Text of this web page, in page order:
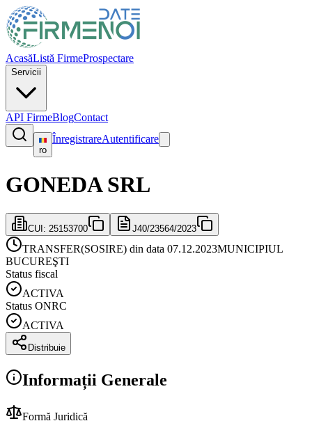
AcasăListă FirmeProspectare
Servicii
API FirmeBlogContact
ro
ÎnregistrareAutentificare
GONEDA SRL
CUI: 25153700 J40/23564/2023
TRANSFER(SOSIRE) din data 07.12.2023MUNICIPIUL
BUCUREŞTI
Status fiscal
ACTIVA
Status ONRC
ACTIVA
Distribuie
Informații Generale
Formă Juridică